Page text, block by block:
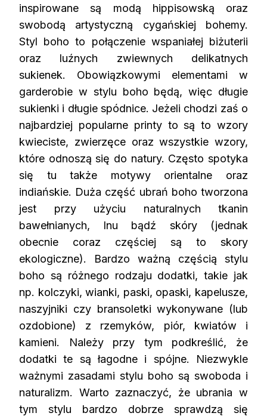
inspirowane są modą hippisowską oraz
swobodą artystyczną cygańskiej bohemy.
Styl boho to połączenie wspaniałej biżuterii
oraz luźnych zwiewnych delikatnych
sukienek. Obowiązkowymi elementami w
garderobie w stylu boho będą, więc długie
sukienki i długie spódnice. Jeżeli chodzi zaś o
najbardziej popularne printy to są to wzory
kwieciste, zwierzęce oraz wszystkie wzory,
które odnoszą się do natury. Często spotyka
się tu także motywy orientalne oraz
indiańskie. Duża część ubrań boho tworzona
jest przy użyciu naturalnych tkanin
bawełnianych, lnu bądź skóry (jednak
obecnie coraz częściej są to skory
ekologiczne). Bardzo ważną częścią stylu
boho są różnego rodzaju dodatki, takie jak
np. kolczyki, wianki, paski, opaski, kapelusze,
naszyjniki czy bransoletki wykonywane (lub
ozdobione) z rzemyków, piór, kwiatów i
kamieni. Należy przy tym podkreślić, że
dodatki te są łagodne i spójne. Niezwykle
ważnymi zasadami stylu boho są swoboda i
naturalizm. Warto zaznaczyć, że ubrania w
tym stylu bardzo dobrze sprawdzą się